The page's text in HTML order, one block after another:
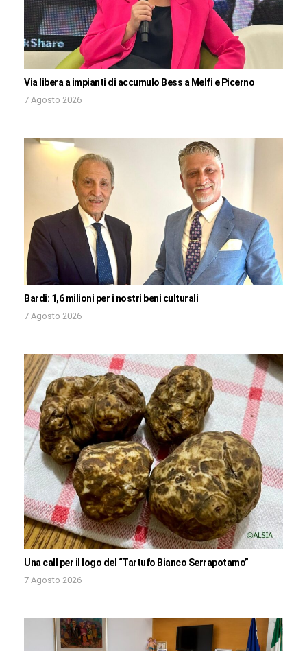
Via libera a impianti di accumulo Bess a Melfi e Picerno
7 Agosto 2026
Bardi: 1,6 milioni per i nostri beni culturali
7 Agosto 2026
Una call per il logo del “Tartufo Bianco Serrapotamo”
7 Agosto 2026